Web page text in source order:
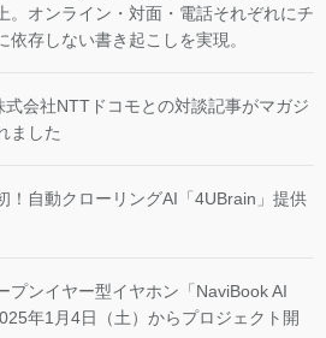
。オンライン・対面・電話それぞれにチ
依存しない書き起こしを実現。
式会社NTTドコモとの対談記事がマガジ
ました
！自動クローリングAI「4UBrain」提供
プンイヤー型イヤホン「NaviBook AI
年1月4日（土）からプロジェクト開